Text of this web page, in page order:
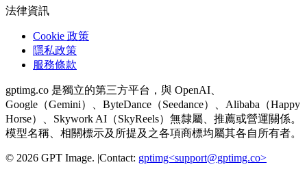
法律資訊
Cookie 政策
隱私政策
服務條款
gptimg.co 是獨立的第三方平台，與 OpenAI、
Google（Gemini）、ByteDance（Seedance）、Alibaba（Happy
Horse）、Skywork AI（SkyReels）無隸屬、推薦或營運關係。
模型名稱、相關標示及所提及之各項商標均屬其各自所有者。
© 2026 GPT Image. |Contact: gptimg<support@gptimg.co>